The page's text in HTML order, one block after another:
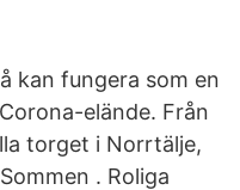
kan fungera som en
elände. Från
torget i Norrtälje,
. Roliga